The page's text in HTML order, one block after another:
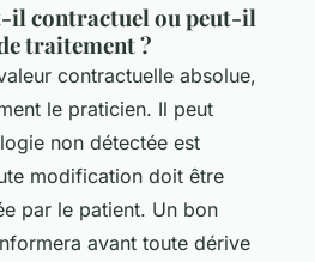
il contractuel ou peut-il
traitement ?
contractuelle absolue,
le praticien. Il peut
non détectée est
modification doit être
par le patient. Un bon
avant toute dérive